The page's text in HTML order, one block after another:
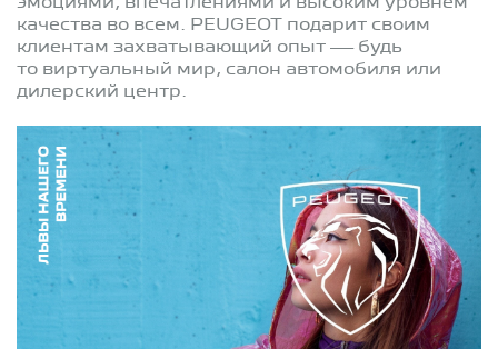
качества во всем. PEUGEOT подарит своим
клиентам захватывающий опыт — будь
то виртуальный мир, салон автомобиля или
дилерский центр.